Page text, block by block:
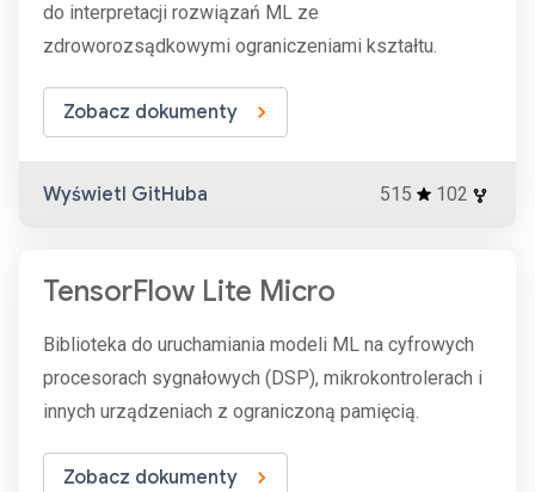
do interpretacji rozwiązań ML ze
zdroworozsądkowymi ograniczeniami kształtu.
Zobacz dokumenty
Wyświetl GitHuba 515 102
TensorFlow Lite Micro
Biblioteka do uruchamiania modeli ML na cyfrowych
procesorach sygnałowych (DSP), mikrokontrolerach i
innych urządzeniach z ograniczoną pamięcią.
Zobacz dokumenty